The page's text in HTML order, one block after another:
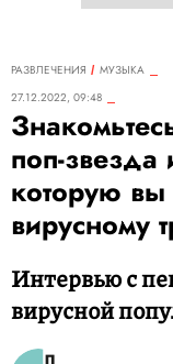
РАЗВЛЕЧЕНИЯ
MУЗЫКА
27.12.2022, 09:48
поп-звезда
которую вы
вирусному
Интервью с
вирусной